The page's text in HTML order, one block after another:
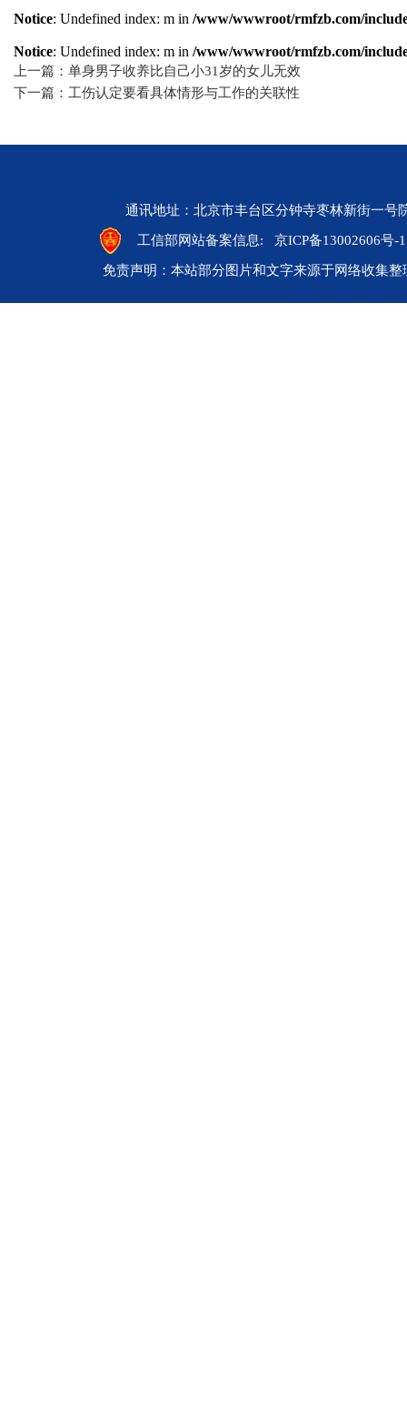
Notice: Undefined index: m in /www/wwwroot/rmfzb.com/
Notice: Undefined index: m in /www/wwwroot/rmfzb.com/
上一篇：单身男子收养比自己小31岁的女儿无效
下一篇：工伤认定要看具体情形与工作的关联性
通讯地址：北京市丰台区分钟寺枣林新街一
工信部网站备案信息: 京ICP备13002606号-1
免责声明：本站部分图片和文字来源于网络收集